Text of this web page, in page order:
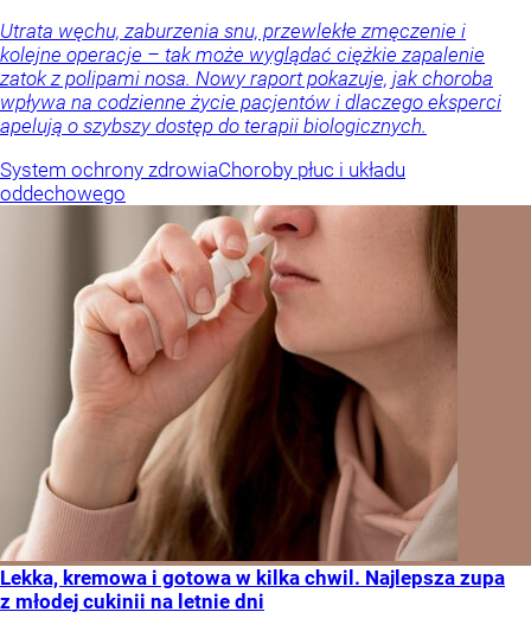
Utrata węchu, zaburzenia snu, przewlekłe zmęczenie i
kolejne operacje – tak może wyglądać ciężkie zapalenie
zatok z polipami nosa. Nowy raport pokazuje, jak choroba
wpływa na codzienne życie pacjentów i dlaczego eksperci
apelują o szybszy dostęp do terapii biologicznych.
System ochrony zdrowiaChoroby płuc i układu
oddechowego
Lekka, kremowa i gotowa w kilka chwil. Najlepsza zupa
z młodej cukinii na letnie dni